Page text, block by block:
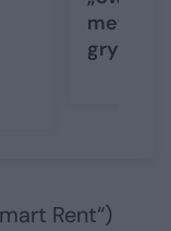
metus
grynojo
Rent“)